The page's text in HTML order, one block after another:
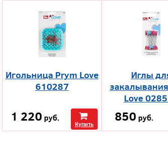
Игольница Prym Love
610287
1 220 руб.
Купить
Иглы
Love
850 руб.